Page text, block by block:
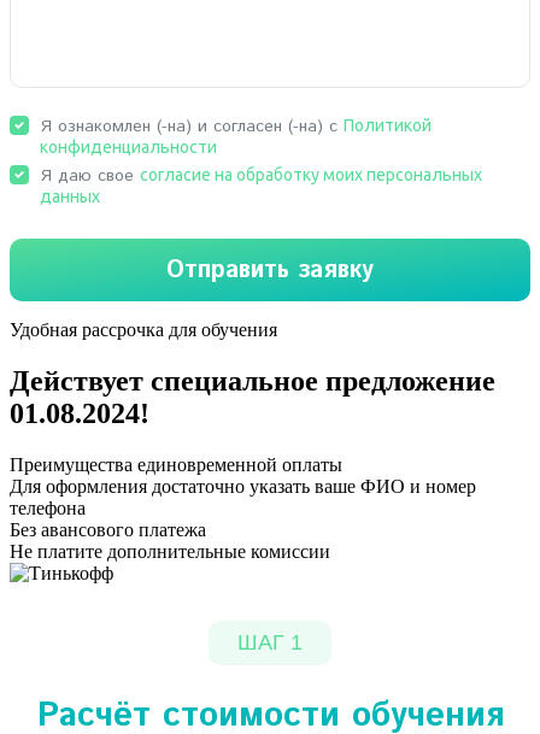
Удобная рассрочка для обучения
Действует специальное предложение
01.08.2024!
Преимущества единовременной оплаты
Для оформления достаточно указать ваше ФИО и номер
телефона
Без авансового платежа
Не платите дополнительные комиссии